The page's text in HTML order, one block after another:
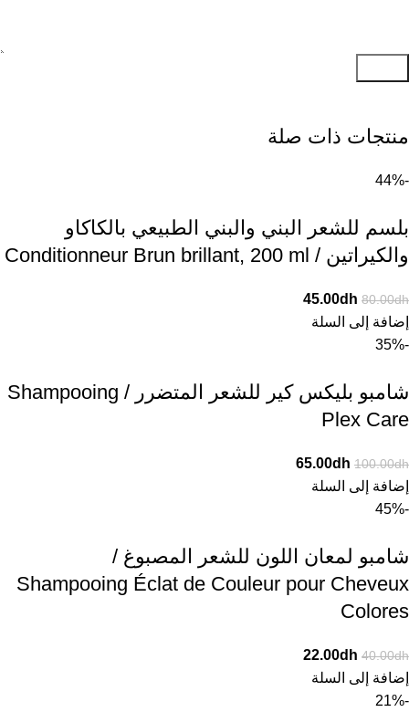
منتجات ذات صلة
-44%
بلسم للشعر البني والبني الطبيعي بالكاكاو
والكيراتين / Conditionneur Brun brillant, 200 ml
80.00dh
45.00dh
إضافة إلى السلة
-35%
شامبو بليكس كير للشعر المتضرر / Shampooing
Plex Care
100.00dh
65.00dh
إضافة إلى السلة
-45%
شامبو لمعان اللون للشعر المصبوغ /
Shampooing Éclat de Couleur pour Cheveux
Colores
40.00dh
22.00dh
إضافة إلى السلة
-21%